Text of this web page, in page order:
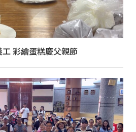
彩繪蛋糕慶父親節